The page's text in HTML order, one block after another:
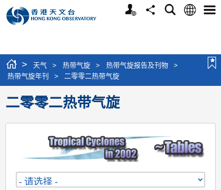
个
分
搜
语
选
> 天气 > 热带气旋 > 热带气旋报告及刊物
>
热带气旋年刊
> 二零零二热带气旋
二零零二热带气旋